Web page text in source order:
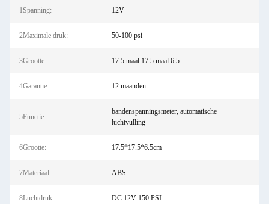
1Spanning: 12V
2Maximale druk: 50-100 psi
3Grootte: 17.5 maal 17.5 maal 6.5
4Garantie: 12 maanden
5Functie:
bandenspanningsmeter, automatische
luchtvulling
6Grootte: 17.5*17.5*6.5cm
7Materiaal: ABS
8Luchtdruk: DC 12V 150 PSI